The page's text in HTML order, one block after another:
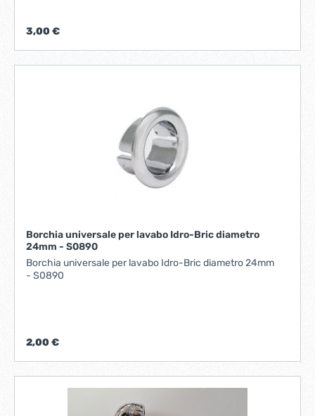
3,00 €
Borchia universale per lavabo Idro-Bric diametro
24mm - S0890
Borchia universale per lavabo Idro-Bric diametro 24mm
- S0890
2,00 €